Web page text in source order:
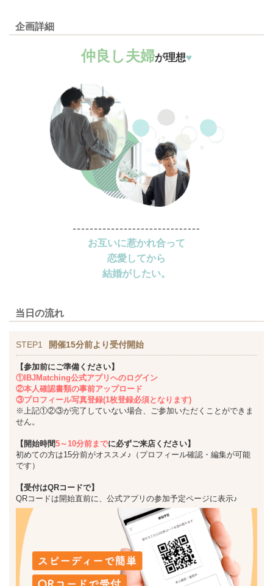
企画詳細
仲良し夫婦が理想♥
お互いに惹かれ合って
恋愛してから
結婚がしたい。
当日の流れ
STEP1 開催15分前より受付開始
【参加前にご準備ください】
①IBJMatching公式アプリへのログイン
②本人確認書類の事前アップロード
③プロフィール写真登録(1枚登録必須となります)
※上記①②③が完了していない場合、ご参加いただくことができま
せん。
【開始時間5～10分前までに必ずご来店ください】
初めての方は15分前がオススメ♪（プロフィール確認・編集が可能
です）
【受付はQRコードで】
QRコードは開始直前に、公式アプリの参加予定ページに表示♪